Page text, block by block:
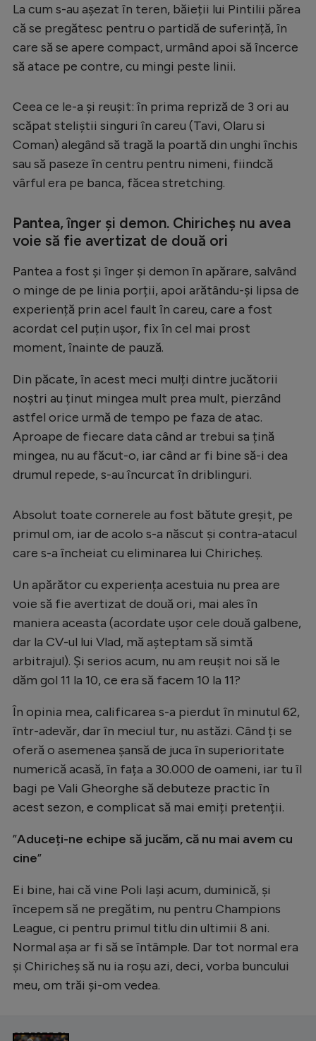
Creează cont
La cum s-au așezat în teren, băieții lui Pintilii părea
că se pregătesc pentru o partidă de suferință, în
care să se apere compact, urmând apoi să încerce
să atace pe contre, cu mingi peste linii.
Ceea ce le-a și reușit: în prima repriză de 3 ori au
scăpat steliștii singuri în careu (Tavi, Olaru si
Coman) alegând să tragă la poartă din unghi închis
sau să paseze în centru pentru nimeni, fiindcă
vârful era pe banca, făcea stretching.
Pantea, înger și demon. Chiricheș nu avea
voie să fie avertizat de două ori
Pantea a fost și înger și demon în apărare, salvând
o minge de pe linia porții, apoi arătându-și lipsa de
experiență prin acel fault în careu, care a fost
acordat cel puțin ușor, fix în cel mai prost
moment, înainte de pauză.
Din păcate, în acest meci mulți dintre jucătorii
noștri au ținut mingea mult prea mult, pierzând
astfel orice urmă de tempo pe faza de atac.
Aproape de fiecare data când ar trebui sa țină
mingea, nu au făcut-o, iar când ar fi bine să-i dea
drumul repede, s-au încurcat în driblinguri.
Absolut toate cornerele au fost bătute greșit, pe
primul om, iar de acolo s-a născut și contra-atacul
care s-a încheiat cu eliminarea lui Chiricheș.
Un apărător cu experiența acestuia nu prea are
voie să fie avertizat de două ori, mai ales în
maniera aceasta (acordate ușor cele două galbene,
dar la CV-ul lui Vlad, mă așteptam să simtă
arbitrajul). Și serios acum, nu am reușit noi să le
dăm gol 11 la 10, ce era să facem 10 la 11?
În opinia mea, calificarea s-a pierdut în minutul 62,
într-adevăr, dar în meciul tur, nu astăzi. Când ți se
oferă o asemenea șansă de juca în superioritate
numerică acasă, în fața a 30.000 de oameni, iar tu îl
bagi pe Vali Gheorghe să debuteze practic în
acest sezon, e complicat să mai emiți pretenții.
”Aduceți-ne echipe să jucăm, că nu mai avem cu
cine”
Ei bine, hai că vine Poli Iași acum, duminică, și
începem să ne pregătim, nu pentru Champions
League, ci pentru primul titlu din ultimii 8 ani.
Normal așa ar fi să se întâmple. Dar tot normal era
și Chiricheș să nu ia roșu azi, deci, vorba buncului
meu, om trăi și-om vedea.
CITEȘTE ȘI